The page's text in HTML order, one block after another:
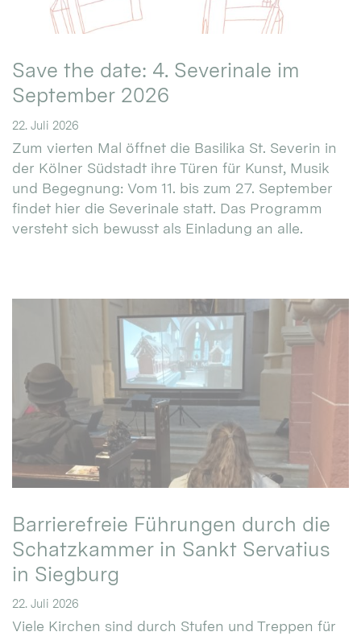
Save the date: 4. Severinale im
September 2026
22. Juli 2026
Zum vierten Mal öffnet die Basilika St. Severin in
der Kölner Südstadt ihre Türen für Kunst, Musik
und Begegnung: Vom 11. bis zum 27. September
findet hier die Severinale statt. Das Programm
versteht sich bewusst als Einladung an alle.
Barrierefreie Führungen durch die
Schatzkammer in Sankt Servatius
in Siegburg
22. Juli 2026
Viele Kirchen sind durch Stufen und Treppen für